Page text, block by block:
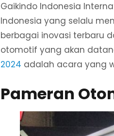
Gaikindo Indonesia
Indonesia yang selalu
berbagai inovasi terbaru
otomotif yang akan
2024 adalah acara yang
Pameran